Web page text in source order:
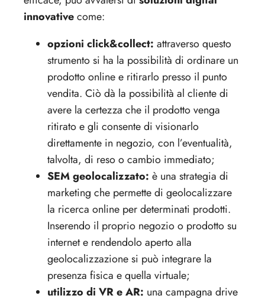
innovativecome:
opzioni click&collect: attraverso questo
strumento si ha la possibilità di ordinare un
prodotto online e ritirarlo presso il punto
vendita. Ciò dà la possibilità al cliente di
avere la certezza che il prodotto venga
ritirato e gli consente di visionarlo
direttamente in negozio, con l’eventualità,
talvolta, di reso o cambio immediato;
SEM geolocalizzato: è una strategia di
marketing che permette di geolocalizzare
la ricerca online per determinati prodotti.
Inserendo il proprio negozio o prodotto su
internet e rendendolo aperto alla
geolocalizzazione si può integrare la
presenza fisica e quella virtuale;
utilizzo di VR e AR: una campagna drive